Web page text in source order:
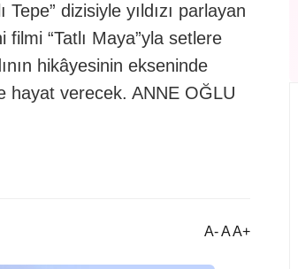
dizisiyle yıldızı parlayan
filmi “Tatlı Maya”yla setlere
hikâyesinin ekseninde
hayat verecek. ANNE OĞLU
A- A A+